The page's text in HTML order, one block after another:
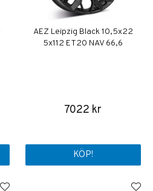
AEZ Leipzig Black 10,5x22
5x112 ET20 NAV 66,6
7022 kr
KÖP!